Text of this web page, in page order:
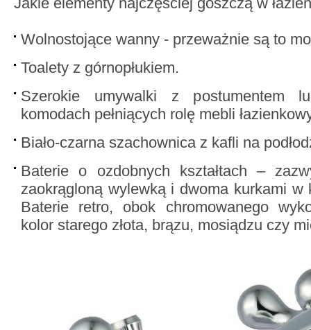
Wolnostojące wanny - przeważnie są to
Toalety z górnopłukiem.
Szerokie umywalki z postumentem
komodach pełniących rolę mebli
Biało-czarna szachownica z kafli na
Baterie o ozdobnych kształtach –
zaokrągloną wylewką i dwoma kurkami w
Baterie retro, obok chromowanego
kolor starego złota, brązu, mosiądzu czy